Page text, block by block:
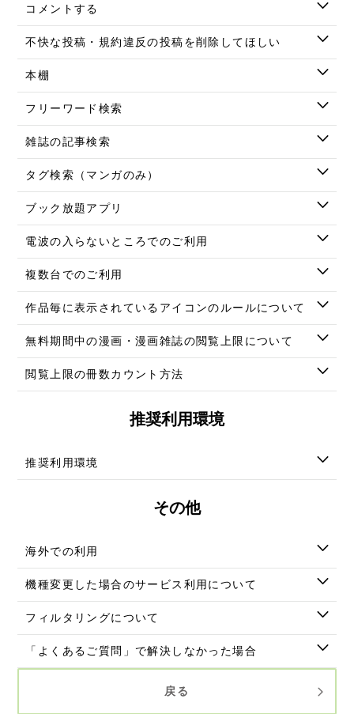
コメントする
不快な投稿・規約違反の投稿を削除してほしい
本棚
フリーワード検索
雑誌の記事検索
タグ検索（マンガのみ）
ブック放題アプリ
電波の入らないところでのご利用
複数台でのご利用
作品毎に表示されているアイコンのルールについて
無料期間中の漫画・漫画雑誌の閲覧上限について
閲覧上限の冊数カウント⽅法
推奨利用環境
推奨利用環境
その他
海外での利用
機種変更した場合のサービス利用について
フィルタリングについて
「よくあるご質問」で解決しなかった場合
戻る